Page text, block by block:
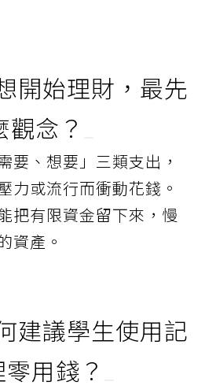
開始理財，最先
念？
要、想要」三類支出，
力或流行而衝動花錢。
把有限資金留下來，慢
資產。
建議學生使用記
用錢？